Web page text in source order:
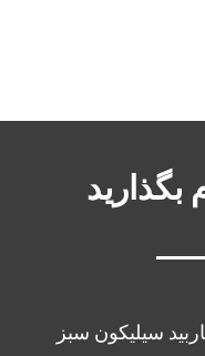
بگذارید
سیلیکون سبز